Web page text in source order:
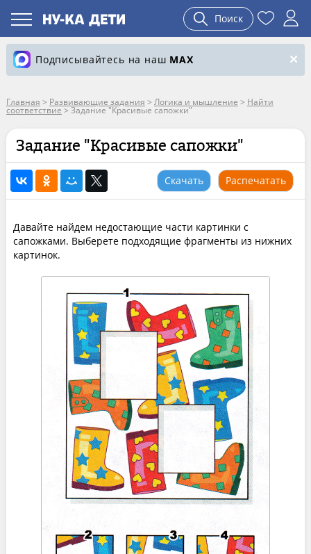
Поиск
Подписывайтесь на наш MAX
Главная > Развивающие задания > Логика и мышление > Найти
соответствие>Задание "Красивые сапожки"
Задание "Красивые сапожки"
Скачать Распечатать
Давайте найдем недостающие части картинки с
сапожками. Выберете подходящие фрагменты из нижних
картинок.